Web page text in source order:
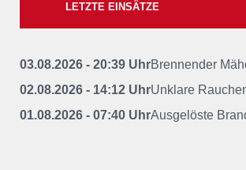
LETZTE EINSÄTZE
03.08.2026 - 20:39 UhrBrennender
02.08.2026 - 14:12 UhrUnklare
01.08.2026 - 07:40 UhrAusgelöste